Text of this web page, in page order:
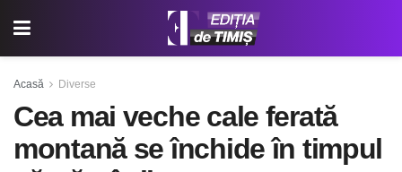
Acasă Diverse
Cea mai veche cale ferată
montană se închide în timpul